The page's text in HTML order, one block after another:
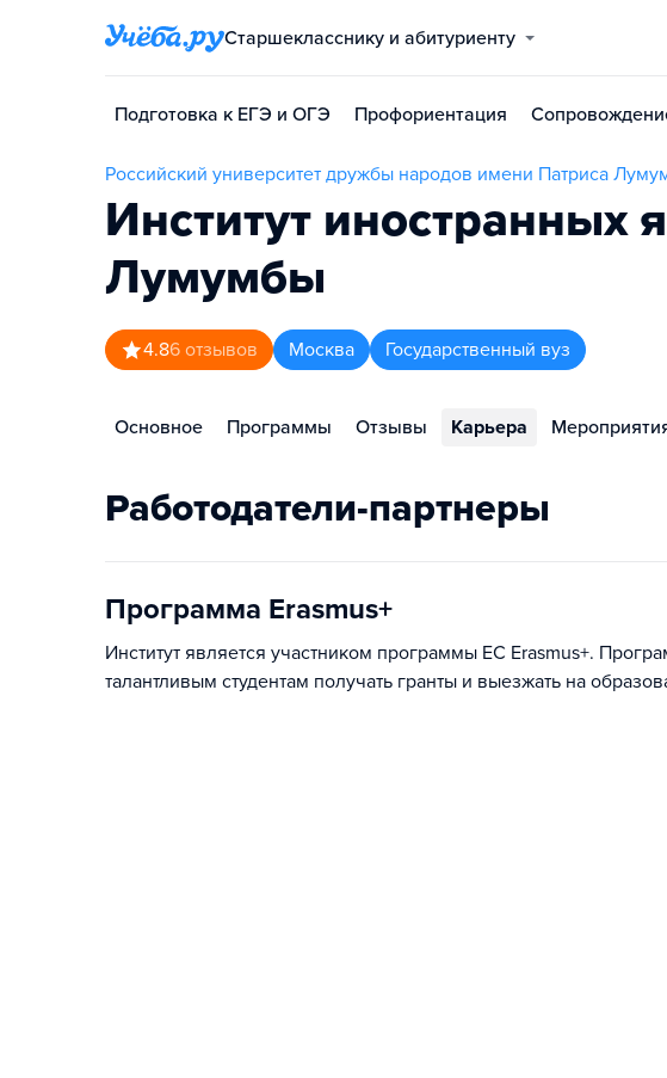
Старшекласснику и абитуриенту
Подготовка к ЕГЭ и ОГЭ Профориентация
Российский университет дружбы народов имени Патриса
Институт
Лумумбы
4.86 отзывов Москва Государственный вуз
Основное Программы Отзывы Карьера
Работодатели-партнеры
Программа Erasmus+
Институт является участником программы ЕС Erasmus+.
талантливым студентам получать гранты и выезжать на